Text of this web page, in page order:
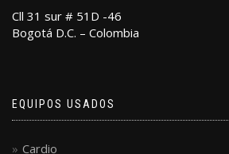
Cll 31 sur # 51D -46
Bogotá D.C. – Colombia
EQUIPOS USADOS
Cardio